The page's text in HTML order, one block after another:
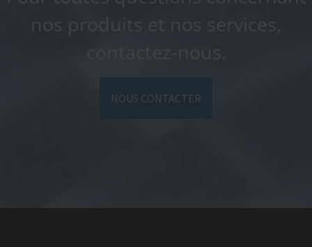
nos produits et nos services,
contactez-nous.
NOUS CONTACTER